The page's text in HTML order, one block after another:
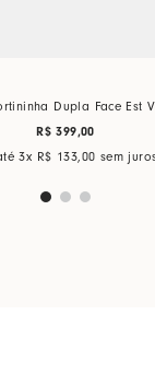
Dupla Face Est
R$ 399,00
3x R$ 133,00 sem